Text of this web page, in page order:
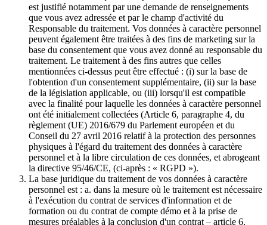
est justifié notamment par une demande de renseignements
que vous avez adressée et par le champ d'activité du
Responsable du traitement. Vos données à caractère personnel
peuvent également être traitées à des fins de marketing sur la
base du consentement que vous avez donné au responsable du
traitement. Le traitement à des fins autres que celles
mentionnées ci-dessus peut être effectué : (i) sur la base de
l'obtention d'un consentement supplémentaire, (ii) sur la base
de la législation applicable, ou (iii) lorsqu'il est compatible
avec la finalité pour laquelle les données à caractère personnel
ont été initialement collectées (Article 6, paragraphe 4, du
règlement (UE) 2016/679 du Parlement européen et du
Conseil du 27 avril 2016 relatif à la protection des personnes
physiques à l'égard du traitement des données à caractère
personnel et à la libre circulation de ces données, et abrogeant
la directive 95/46/CE, (ci-après : « RGPD »).
La base juridique du traitement de vos données à caractère
personnel est : a. dans la mesure où le traitement est nécessaire
à l'exécution du contrat de services d'information et de
formation ou du contrat de compte démo et à la prise de
mesures préalables à la conclusion d'un contrat – article 6,